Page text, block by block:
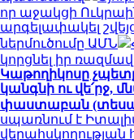
որ աջակցի
արգելափակել
ներմուծումը ԱՄՆ
կորցնել իր
Կաթողիկոսը
կանգնի ու վե՛րջ,
փաստաբան
սպառնում է